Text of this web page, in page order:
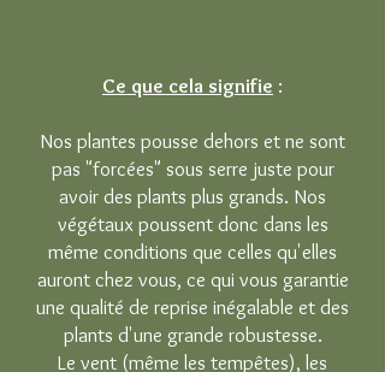
Ce que cela signifie :
Nos plantes pousse dehors et ne sont
pas "forcées" sous serre juste pour
avoir des plants plus grands. Nos
végétaux poussent donc dans les
même conditions que celles qu'elles
auront chez vous, ce qui vous garantie
une qualité de reprise inégalable et des
plants d'une grande robustesse.
Le vent (même les tempêtes), les